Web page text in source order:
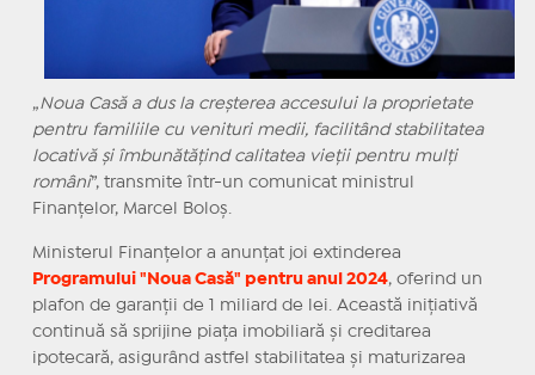
„Noua Casă a dus la creșterea accesului la proprietate
pentru familiile cu venituri medii, facilitând stabilitatea
locativă şi îmbunătățind calitatea vieții pentru mulți
români”, transmite într-un comunicat ministrul
Finanțelor, Marcel Boloş.
Ministerul Finanțelor a anunțat joi extinderea
Programului "Noua Casă" pentru anul 2024, oferind un
plafon de garanții de 1 miliard de lei. Această inițiativă
continuă să sprijine piața imobiliară și creditarea
ipotecară, asigurând astfel stabilitatea și maturizarea